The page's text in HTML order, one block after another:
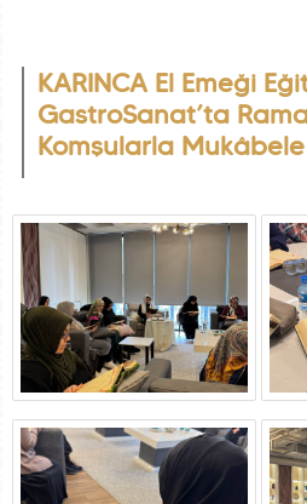
KARINCA El Emeği
GastroSanat’ta
Komşularla Mukâbele